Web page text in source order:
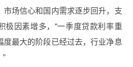
市场信心和国内需求逐步回升，支
极因素增多，“一季度贷款利率重
度最大的阶段已经过去，行业净息